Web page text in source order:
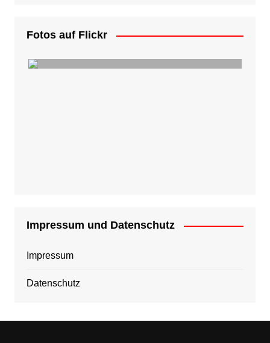
Fotos auf Flickr
Impressum und Datenschutz
Impressum
Datenschutz